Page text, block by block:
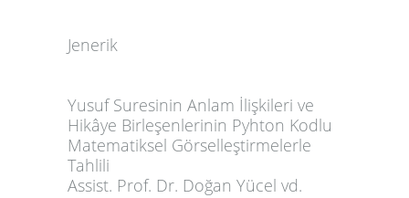
Jenerik
Yusuf Suresinin Anlam İlişkileri ve
Hikâye Birleşenlerinin Pyhton Kodlu
Matematiksel Görselleştirmelerle
Tahlili
Assist. Prof. Dr. Doğan Yücel vd.